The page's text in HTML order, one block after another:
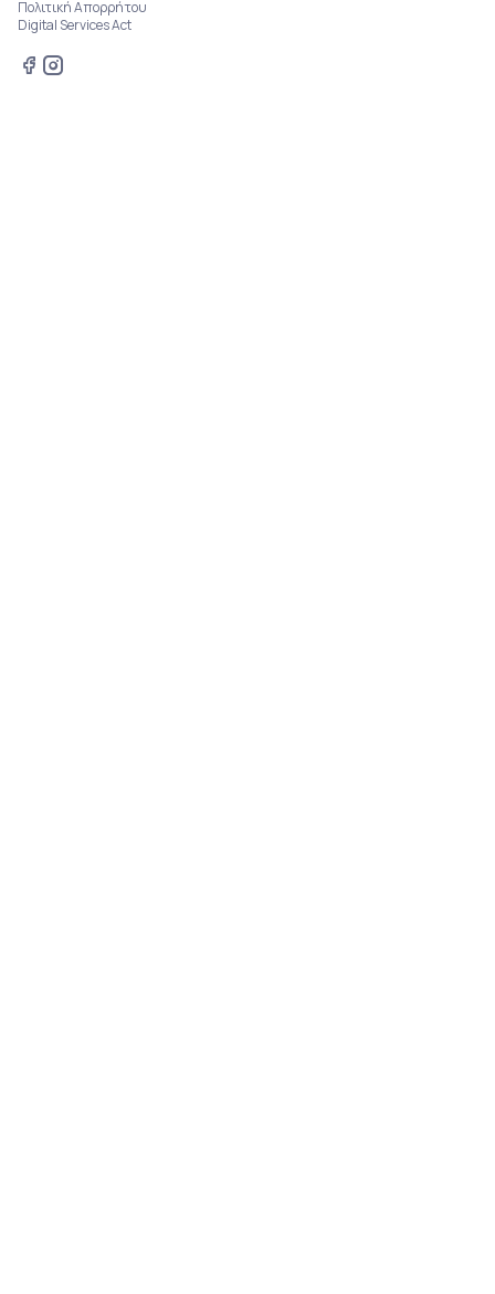
Πολιτική Απορρήτου
Digital Services Act